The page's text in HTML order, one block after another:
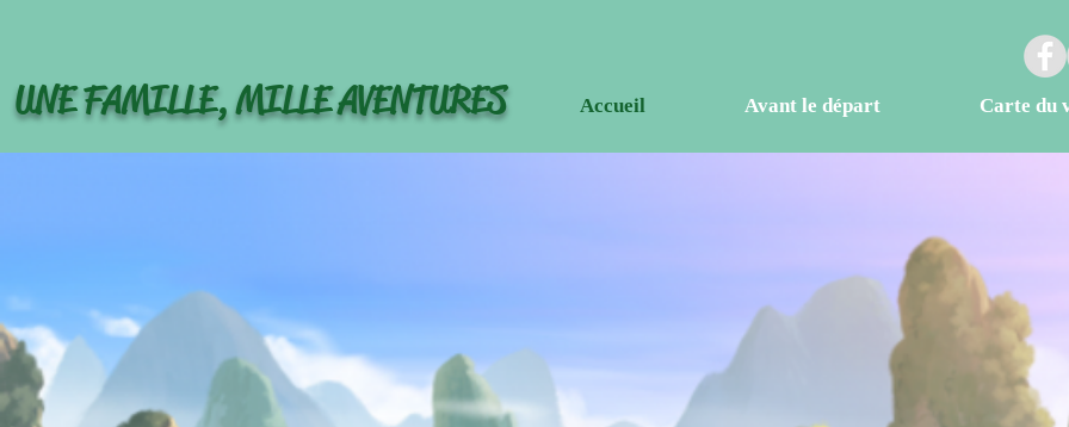
UNE FAMILLE, MILLE AVENTURES Accueil Avant le départ Carte du
VERY